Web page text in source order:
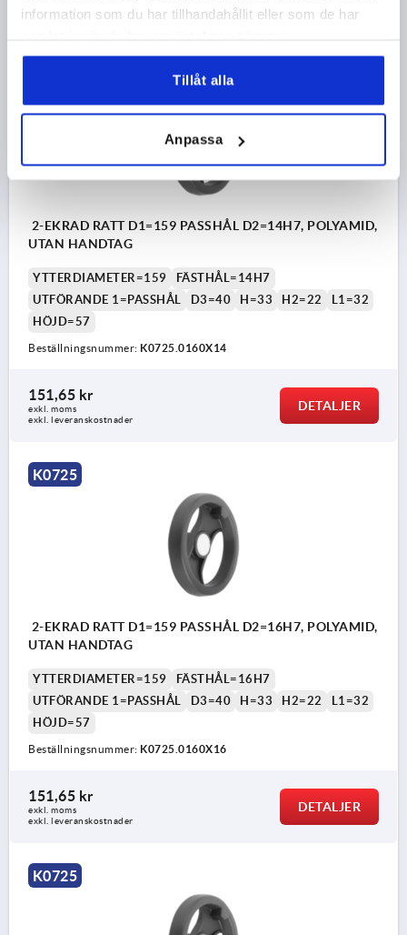
information som du har tillhandahållit eller som de har
Tillåt alla
Anpassa
exkl. moms
exkl. leveranskostnader
2-EKRAD RATT D1=159 PASSHÅL D2=14H7, POLYAMID,
UTAN HANDTAG
YTTERDIAMETER=159
FÄSTHÅL=14H7
UTFÖRANDE 1=PASSHÅL
D3=40 H=33 H2=22
L1=32
HÖJD=57
Beställningsnummer: K0725.0160X14
151,65 kr
exkl. moms
exkl. leveranskostnader
DETALJER
K0725
2-EKRAD RATT D1=159 PASSHÅL D2=16H7, POLYAMID,
UTAN HANDTAG
YTTERDIAMETER=159
FÄSTHÅL=16H7
UTFÖRANDE 1=PASSHÅL
D3=40 H=33 H2=22
L1=32
HÖJD=57
Beställningsnummer: K0725.0160X16
151,65 kr
exkl. moms
exkl. leveranskostnader
DETALJER
K0725